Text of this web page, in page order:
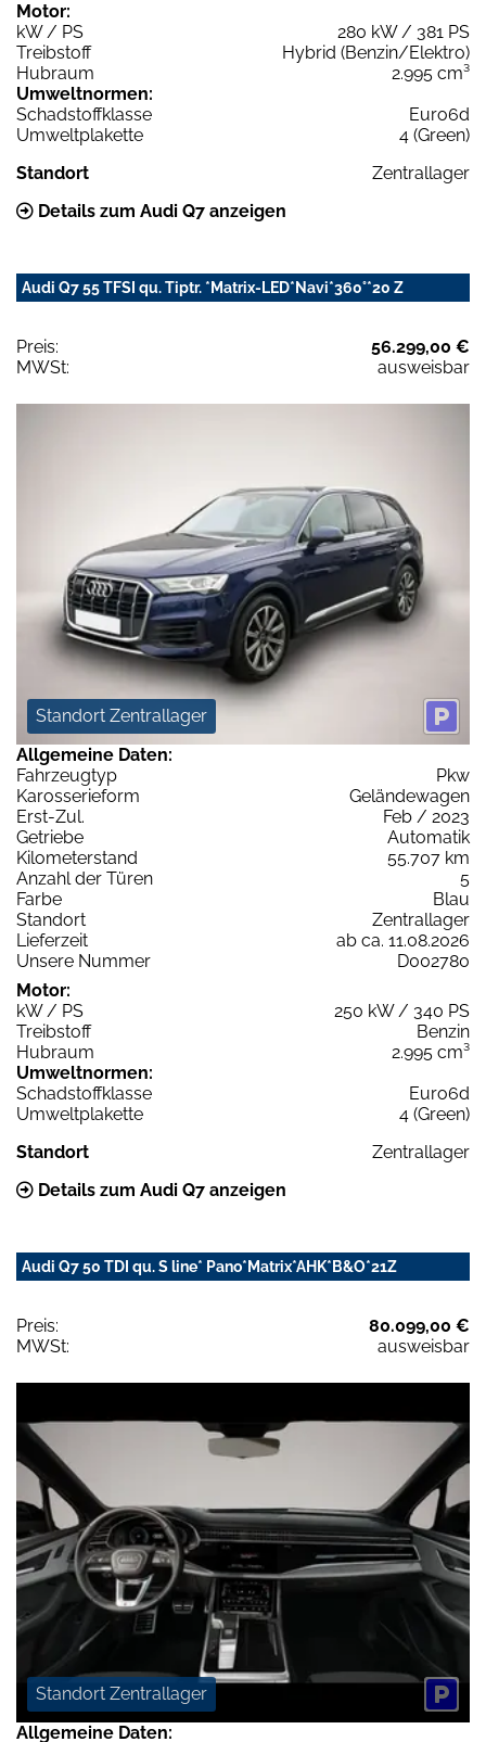
Motor:
kW / PS
280 kW / 381 PS
Treibstoff
Hybrid (Benzin/Elektro)
Hubraum
2.995 cm³
Umweltnormen:
Schadstoffklasse
Euro6d
Umweltplakette
4 (Green)
Standort
Zentrallager
Details zum Audi Q7 anzeigen
Audi Q7 55 TFSI qu. Tiptr. *Matrix-LED*Navi*360°*20 Z
Preis:
56.299,00 €
MWSt:
ausweisbar
Standort Zentrallager
Allgemeine Daten:
Fahrzeugtyp
Pkw
Karosserieform
Geländewagen
Erst-Zul.
Feb / 2023
Getriebe
Automatik
Kilometerstand
55.707 km
Anzahl der Türen
5
Farbe
Blau
Standort
Zentrallager
Lieferzeit
ab ca. 11.08.2026
Unsere Nummer
D002780
Motor:
kW / PS
250 kW / 340 PS
Treibstoff
Benzin
Hubraum
2.995 cm³
Umweltnormen:
Schadstoffklasse
Euro6d
Umweltplakette
4 (Green)
Standort
Zentrallager
Details zum Audi Q7 anzeigen
Audi Q7 50 TDI qu. S line* Pano*Matrix*AHK*B&O*21Z
Preis:
80.099,00 €
MWSt:
ausweisbar
Standort Zentrallager
Allgemeine Daten: